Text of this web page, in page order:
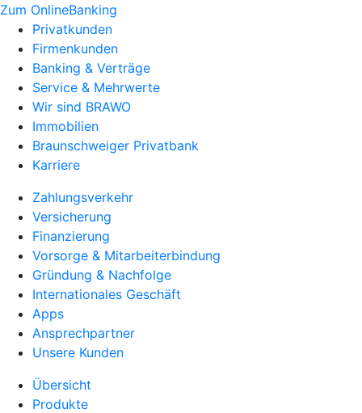
Zum OnlineBanking
Privatkunden
Firmenkunden
Banking & Verträge
Service & Mehrwerte
Wir sind BRAWO
Immobilien
Braunschweiger Privatbank
Karriere
Zahlungsverkehr
Versicherung
Finanzierung
Vorsorge & Mitarbeiterbindung
Gründung & Nachfolge
Internationales Geschäft
Apps
Ansprechpartner
Unsere Kunden
Übersicht
Produkte